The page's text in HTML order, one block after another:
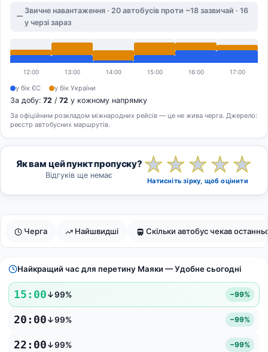
Черга Найшвидші Скільки автобус чекав
Звичне навантаження · 20 автобусів проти ~18 зазвичай · 16
у черзі зараз
12:00 13:00 14:00 15:00 16:00 17:00
у бік ЄС у бік України
За добу: 72 / 72 у кожному напрямку
За офіційним розкладом міжнародних рейсів — це не жива черга. Джерело:
реєстр автобусних маршрутів.
Як вам цей пункт пропуску?
Відгуків ще немає ★★★★★
Натисніть зірку, щоб оцінити
Найкращий час для перетину Маяки — Удобне сьогодні
15:00↓99% −99%
20:00↓99% −99%
22:00↓99% −99%